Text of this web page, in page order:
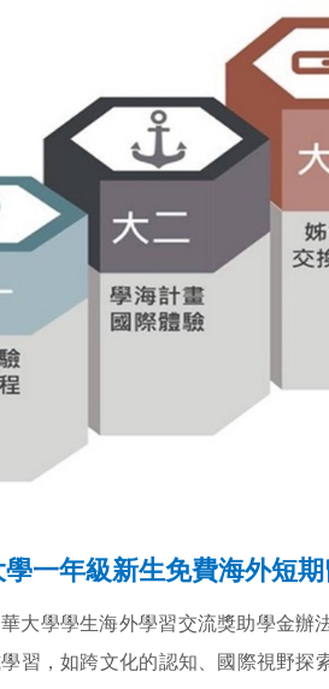
一年級新生免費海外短
大學學生海外學習交流獎助學金辦
習，如跨文化的認知、國際視野探